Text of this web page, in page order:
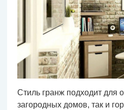
Стиль гранж подходит для
загородных домов, так и